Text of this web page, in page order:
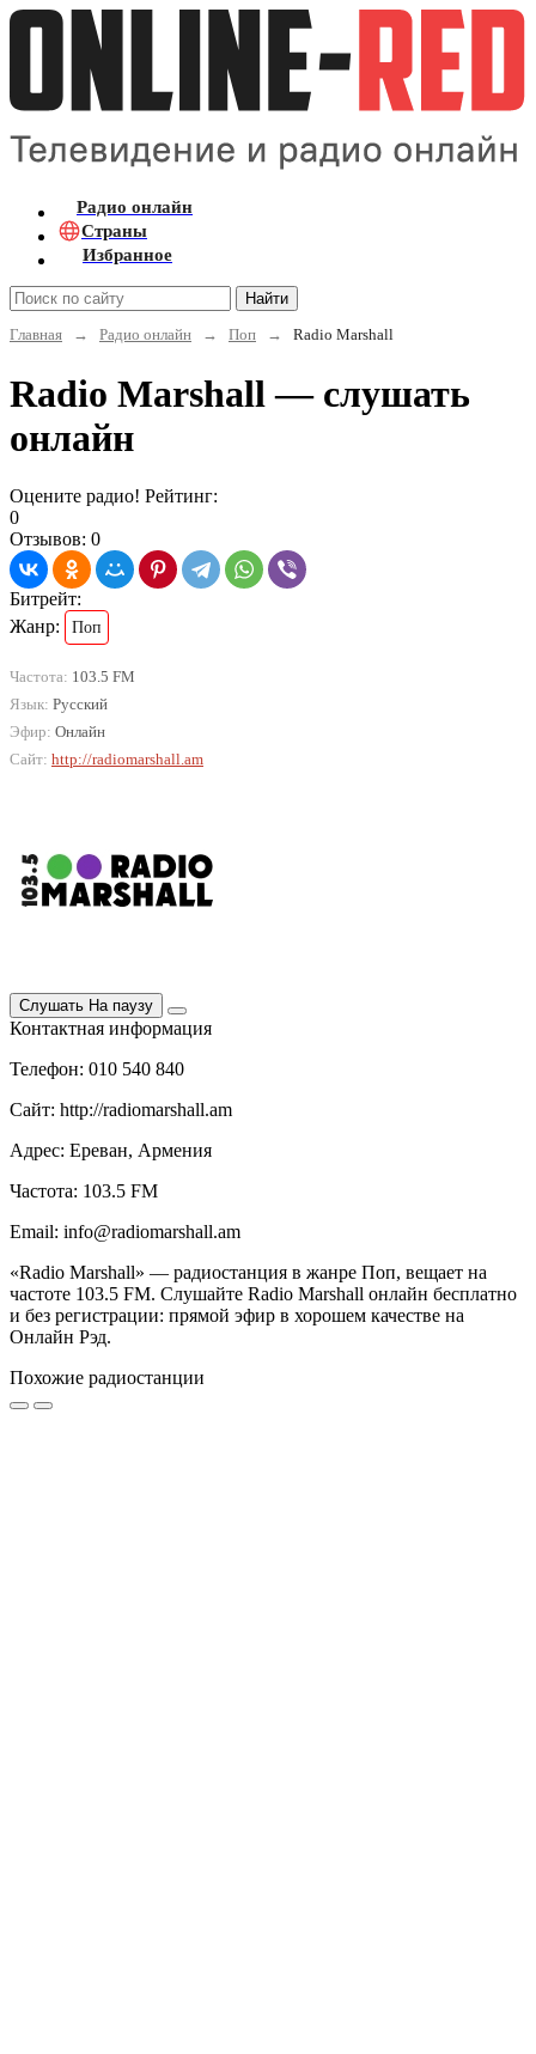
Радио онлайн
Страны
Избранное
Найти
Главная
→ Радио онлайн → Поп → Radio Marshall
Radio Marshall — слушать
онлайн
Оцените радио! Рейтинг:
0
Отзывов: 0
Битрейт:
Жанр:
Поп
Частота: 103.5 FM
Язык: Русский
Эфир: Онлайн
Сайт: http://radiomarshall.am
Слушать На паузу
Контактная информация
Телефон: 010 540 840
Сайт: http://radiomarshall.am
Адрес: Ереван, Армения
Частота: 103.5 FM
Email: info@radiomarshall.am
«Radio Marshall» — радиостанция в жанре Поп, вещает на
частоте 103.5 FM. Слушайте Radio Marshall онлайн бесплатно
и без регистрации: прямой эфир в хорошем качестве на
Онлайн Рэд.
Похожие радиостанции